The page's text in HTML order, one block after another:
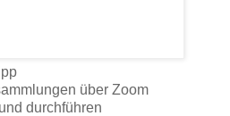
über Zoom
durchführen